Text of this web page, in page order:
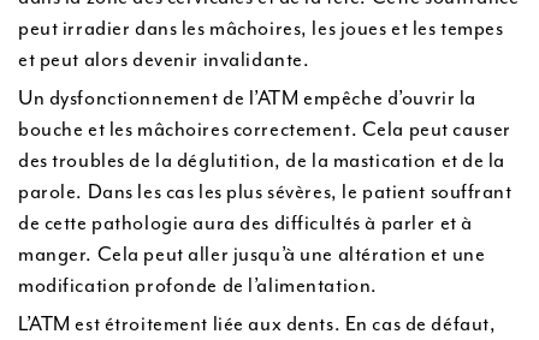
peut irradier dans les mâchoires, les joues et les tempes
et peut alors devenir invalidante.
Un dysfonctionnement de l’ATM empêche d’ouvrir la
bouche et les mâchoires correctement. Cela peut causer
des troubles de la déglutition, de la mastication et de la
parole. Dans les cas les plus sévères, le patient souffrant
de cette pathologie aura des difficultés à parler et à
manger. Cela peut aller jusqu’à une altération et une
modification profonde de l’alimentation.
L’ATM est étroitement liée aux dents. En cas de défaut,